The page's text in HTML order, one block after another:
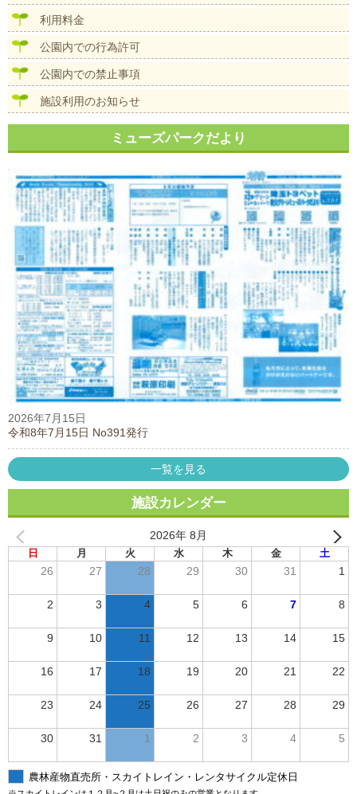
利用料金
公園内での行為許可
公園内での禁止事項
施設利用のお知らせ
ミューズパークだより
2026年7月15日
令和8年7月15日 No391発行
一覧を見る
施設カレンダー
2026年 8月
日 月 火 水 木 金 土
26 27 28 29 30 31 1
2 3 4 5 6 7 8
9 10 11 12 13 14 15
16 17 18 19 20 21 22
23 24 25 26 27 28 29
30 31 1 2 3 4 5
農林産物直売所・スカイトレイン・レンタサイクル定休日